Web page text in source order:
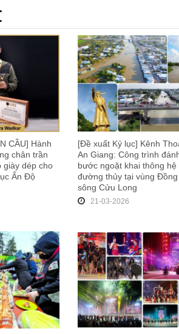
CẦU] Hành
chân trần
giày dép cho
Ấn Độ
[Đề xuất Kỷ lục] Kênh
An Giang: Công trình
bước ngoặt khai thông hệ
đường thủy tại vùng Đồng
sông Cửu Long
21-03-2026